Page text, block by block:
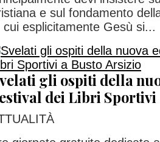
e sul fondamento
cui esplicitamente Gesù si...
gli ospiti della
dei Libri Sportivi